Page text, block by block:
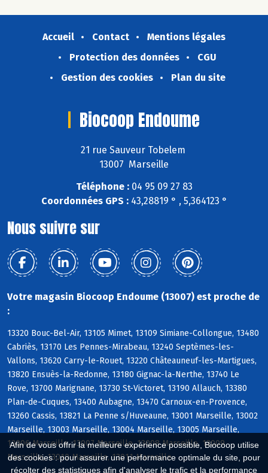
Afin de vous offrir la meilleure expérience possible, Biocoop utilise
des cookies : pour assurer une performance optimale du site, pour
récolter des statistiques afin d'analyser le trafic et la performance
Accueil Contact
Mentions légales
Protection des données
CGU
Gestion des cookies
Plan du site
Biocoop Endoume
21 rue Sauveur Tobelem
13007 Marseille
Téléphone :04 95 09 27 83
Coordonnées GPS :43,28819 ° , 5,364123 °
Nous suivre sur
Votre magasin Biocoop Endoume (13007) est proche de
:
13320 Bouc-Bel-Air, 13105 Mimet, 13109 Simiane-Collongue, 13480
Cabriès, 13170 Les Pennes-Mirabeau, 13240 Septèmes-les-
Vallons, 13620 Carry-le-Rouet, 13220 Châteauneuf-les-Martigues,
13820 Ensuès-la-Redonne, 13180 Gignac-la-Nerthe, 13740 Le
Rove, 13700 Marignane, 13730 St-Victoret, 13190 Allauch, 13380
Plan-de-Cuques, 13400 Aubagne, 13470 Carnoux-en-Provence,
13260 Cassis, 13821 La Penne s/Huveaune, 13001 Marseille, 13002
Marseille, 13003 Marseille, 13004 Marseille, 13005 Marseille,
13006 Marseille, 13007 Marseille, 13008 Marseille, 13009
Marseille, 13010 Marseille, 13011 Marseille